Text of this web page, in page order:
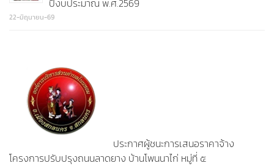
ปีงบประมาณ พ.ศ.2569
22-มิถุนายน-69
ประกาศผู้ชนะการเสนอราคาจ้าง
โครงการปรับปรุงถนนลาดยาง บ้านโพนนาไก่ หมู่ที่ ๕